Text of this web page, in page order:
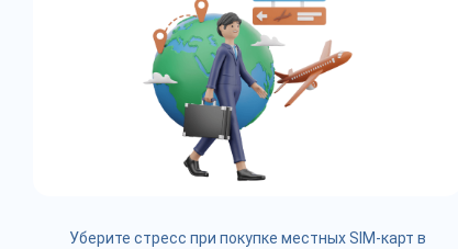
Уберите стресс при покупке местных SIM-карт в